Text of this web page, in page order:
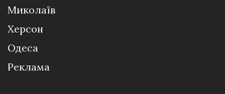
Миколаїв
Херсон
Одеса
Реклама